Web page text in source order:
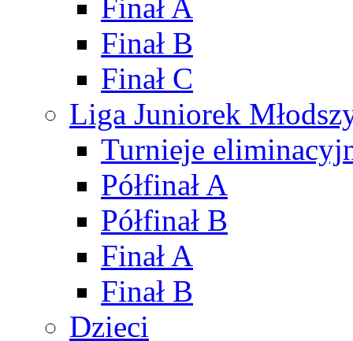
Finał A
Finał B
Finał C
Liga Juniorek
Turnieje
Półfinał A
Półfinał B
Finał A
Finał B
Dzieci